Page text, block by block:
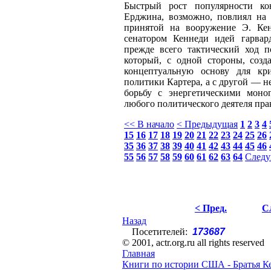
Быстрый рост популярности
Ерджина, возможно, повлиял на
принятой на вооружение Э.
сенатором Кеннеди идей
прежде всего тактический ход
который, с одной стороны,
концептуальную основу для
политики Картера, а с другой —
борьбу с энергетическими
любого политического деятеля
<< В начало < Предыдущая 1 2 3 4
15 16 17 18 19 20 21 22 23 24 25 26
35 36 37 38 39 40 41 42 43 44 45 46
55 56 57 58 59 60 61 62 63 64
< Пред.
Назад
Посетителей: 173687
© 2001, actr.org.ru all rights reserved
Главная
Книги по истории США - Братья